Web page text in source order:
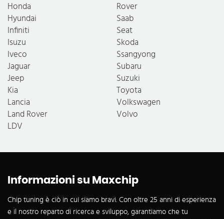
Honda
Hyundai
Infiniti
Isuzu
Iveco
Jaguar
Jeep
Kia
Lancia
Land Rover
LDV
Rover
Saab
Seat
Skoda
Ssangyong
Subaru
Suzuki
Toyota
Volkswagen
Volvo
Informazioni su Maxchip
Chip tuning è ciò in cui siamo bravi. Con oltre 25 anni di esperienza
e il nostro reparto di ricerca e sviluppo, garantiamo che tu